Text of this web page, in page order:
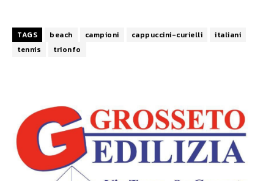
TAGS beach campioni cappuccini-curielli
italiani
tennis
trionfo